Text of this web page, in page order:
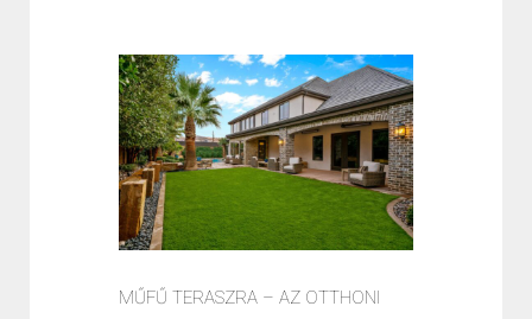
MŰFŰ TERASZRA – AZ OTTHONI